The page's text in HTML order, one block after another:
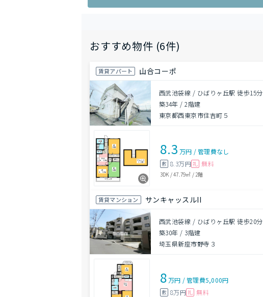
おすすめ物件 (6件)
賃貸アパート 山合コーポ
西武池袋線 / ひばりヶ丘駅 徒歩15分
築34年 /2階建
東京都西東京市住吉町５
8.3 万円 /管理費なし
敷 8.3万円 礼 無料
3DK /47.79㎡ / 2階
賃貸マンション サンキャッスルII
西武池袋線 / ひばりヶ丘駅 徒歩20分
築30年 / 3階建
埼玉県新座市野寺３
8万円 /管理費5,000円
敷 8万円 礼 無料